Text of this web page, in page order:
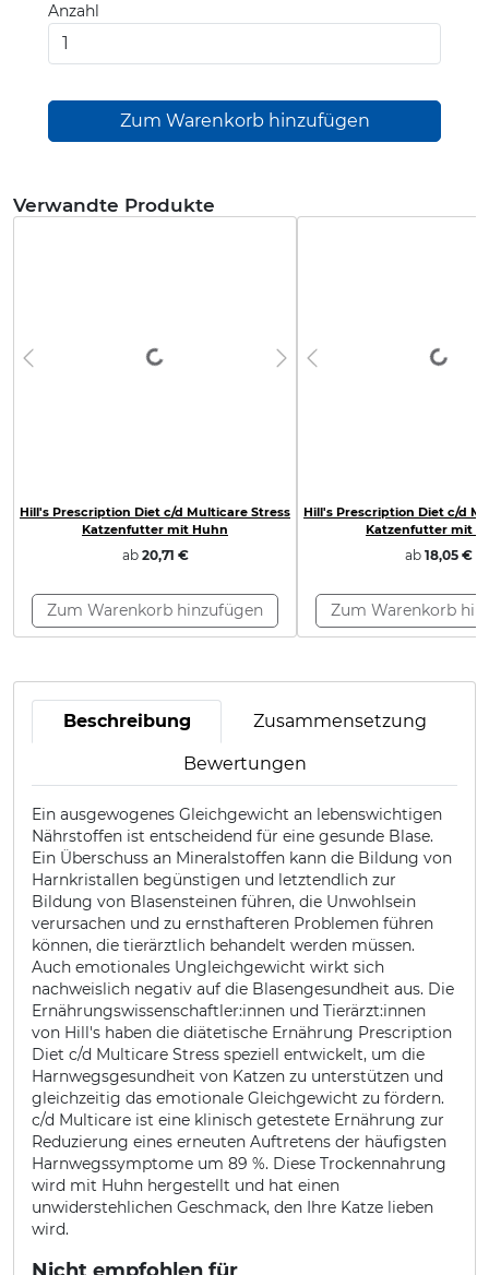
Anzahl
Verwandte Produkte
Loading...
Previous Next
Hill's Prescription Diet c/d Multicare Stress
Katzenfutter mit Huhn
ab 20,71 €
Zum Warenkorb hinzufügen
Loading...
Previous
Hill's Prescription Diet c/d
Katzenfutter mit
ab 18,05 €
Zum Warenkorb
Beschreibung Zusammensetzung
Bewertungen
Ein ausgewogenes Gleichgewicht an lebenswichtigen
Nährstoffen ist entscheidend für eine gesunde Blase.
Ein Überschuss an Mineralstoffen kann die Bildung von
Harnkristallen begünstigen und letztendlich zur
Bildung von Blasensteinen führen, die Unwohlsein
verursachen und zu ernsthafteren Problemen führen
können, die tierärztlich behandelt werden müssen.
Auch emotionales Ungleichgewicht wirkt sich
nachweislich negativ auf die Blasengesundheit aus. Die
Ernährungswissenschaftler:innen und Tierärzt:innen
von Hill's haben die diätetische Ernährung Prescription
Diet c/d Multicare Stress speziell entwickelt, um die
Harnwegsgesundheit von Katzen zu unterstützen und
gleichzeitig das emotionale Gleichgewicht zu fördern.
c/d Multicare ist eine klinisch getestete Ernährung zur
Reduzierung eines erneuten Auftretens der häufigsten
Harnwegssymptome um 89 %. Diese Trockennahrung
wird mit Huhn hergestellt und hat einen
unwiderstehlichen Geschmack, den Ihre Katze lieben
wird.
Nicht empfohlen für